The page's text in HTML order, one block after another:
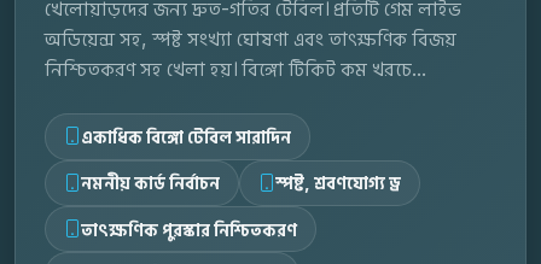
খেলোয়াড়দের জন্য দ্রুত-গতির টেবিল। প্রতিটি গেম লাইভ
অডিয়েন্স সহ, স্পষ্ট সংখ্যা ঘোষণা এবং তাৎক্ষণিক বিজয়
নিশ্চিতকরণ সহ খেলা হয়। বিঙ্গো টিকিট কম খরচে...
একাধিক বিঙ্গো টেবিল সারাদিন
নমনীয় কার্ড নির্বাচন স্পষ্ট, শ্রবণযোগ্য ড্র
তাৎক্ষণিক পুরস্কার নিশ্চিতকরণ